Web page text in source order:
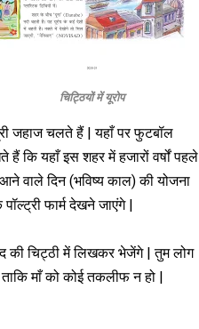
चिट्ठियों में यूरोप
जहाज चलते हैं | यहाँ पर फुटबॉल
कि यहाँ इस शहर में हजारों वर्षों पहले
वाले दिन (भविष्य काल) की योजना
फार्म देखने जाएंगे |
की चिट्ठी में लिखकर भेजेंगे | तुम लोग
माँ को कोई तकलीफ न हो |